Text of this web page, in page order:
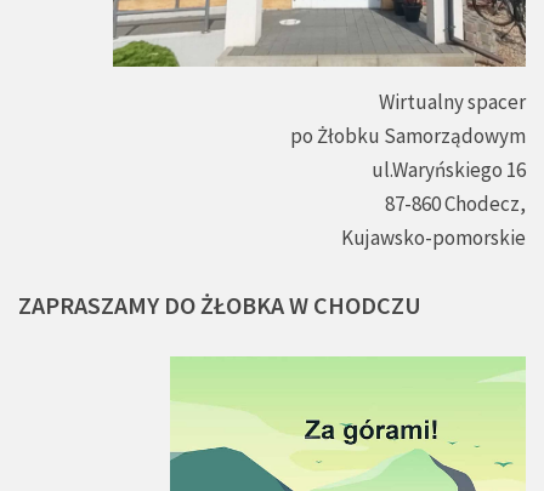
Wirtualny spacer
po Żłobku Samorządowym
ul.Waryńskiego 16
87-860 Chodecz,
Kujawsko-pomorskie
ZAPRASZAMY DO ŻŁOBKAW CHODCZU